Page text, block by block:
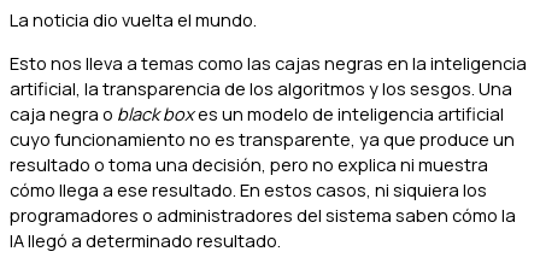
La noticia dio vuelta el mundo.
Esto nos lleva a temas como las cajas negras en la inteligencia
artificial, la transparencia de los algoritmos y los sesgos. Una
caja negra o black boxes un modelo de inteligencia artificial
cuyo funcionamiento no es transparente, ya que produce un
resultado o toma una decisión, pero no explica ni muestra
cómo llega a ese resultado. En estos casos, ni siquiera los
programadores o administradores del sistema saben cómo la
IA llegó a determinado resultado.